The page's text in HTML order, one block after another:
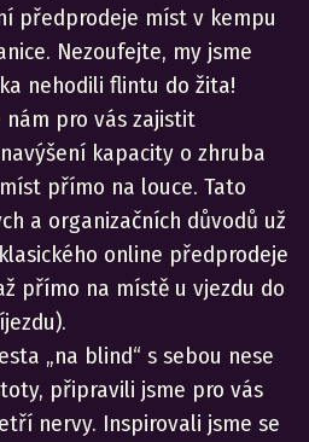
předprodeje míst v kempu
Nezoufejte, my jsme
nehodili flintu do žita!
nám pro vás zajistit
kapacity o zhruba
přímo na louce. Tato
a organizačních důvodů už
online předprodeje
přímo na místě u vjezdu do
„na blind“ s sebou nese
připravili jsme pro vás
nervy. Inspirovali jsme se